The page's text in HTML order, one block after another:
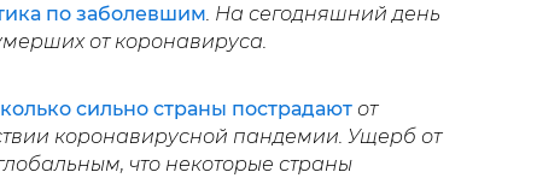
по заболевшим. На сегодняшний день
от коронавируса.
сильно страны пострадаютот
коронавирусной пандемии. Ущерб от
что некоторые страны